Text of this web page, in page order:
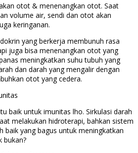
otot & menenangkan otot. Saat
volume air, sendi dan otot akan
keringanan.
yang berkerja membunuh rasa
juga bisa menenangkan otot yang
meningkatkan suhu tubuh yang
dan darah yang mengalir dengan
otot yang cedera.
baik untuk imunitas lho. Sirkulasi darah
melakukan hidroterapi, bahkan sistem
baik yang bagus untuk meningkatkan
bukan?